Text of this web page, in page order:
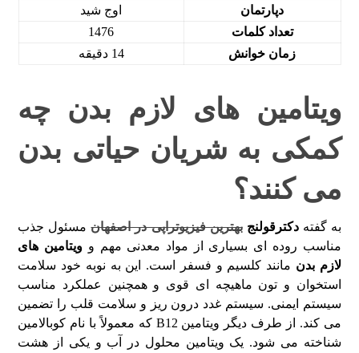
دپارتمان
اوج شید
تعداد کلمات
1476
زمان خوانش
14 دقیقه
ویتامین های لازم بدن چه
کمکی به شریان حیاتی بدن
می کنند؟
به گفتهدکترقولنج بهترین فیزیوتراپی در اصفهانمسئول جذب
مناسب روده ای بسیاری از مواد معدنی مهم و ویتامین های
لازم بدن مانند کلسیم و فسفر است. این به نوبه خود سلامت
استخوان و تون ماهیچه ای قوی و همچنین عملکرد مناسب
سیستم ایمنی. سیستم غدد درون ریز و سلامت قلب را تضمین
می کند. از طرف دیگر ویتامین B12 که معمولاً با نام کوبالامین
شناخته می شود. یک ویتامین محلول در آب و یکی از هشت